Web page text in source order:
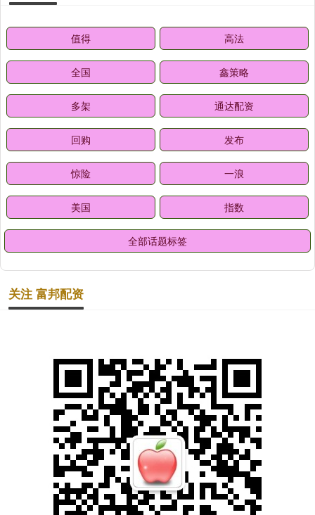
值得 高法
全国 鑫策略
多架 通达配资
回购 发布
惊险 一浪
美国 指数
全部话题标签
关注 富邦配资